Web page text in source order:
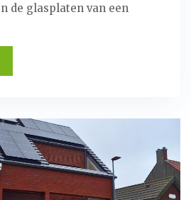
de glasplaten van een